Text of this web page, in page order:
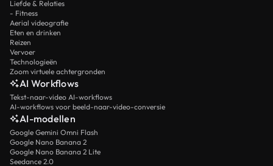
Liefde & Relaties
- Fitness
Aerial videografie
Eten en drinken
Reizen
Vervoer
Technologieën
Zoom virtuele achtergronden
AI Workflows
Tekst-naar-video AI-workflows
AI-workflows voor beeld-naar-video-conversie
AI-modellen
Google Gemini Omni Flash
Google Nano Banana 2
Google Nano Banana 2 Lite
Seedance 2.0